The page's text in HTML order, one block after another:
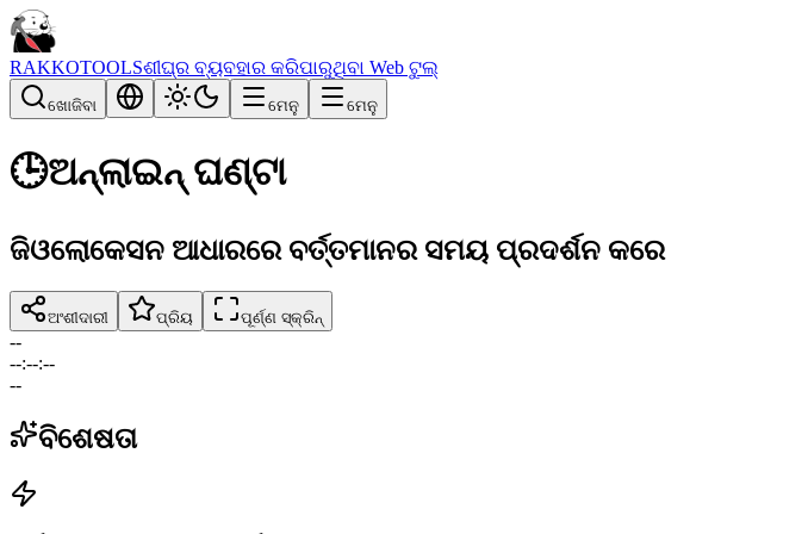
RAKKOTOOLSଶୀଘ୍ର ବ୍ୟବହାର କରିପାରୁଥିବା Web ଟୁଲ୍
ଖୋଜିବା ମେନୁ ମେନୁ
🕒ଅନ୍ଲାଇନ୍ ଘଣ୍ଟା
ଜିଓଲୋକେସନ ଆଧାରରେ ବର୍ତ୍ତମାନର ସମୟ ପ୍ରଦର୍ଶନ କରେ
ଅଂଶୀଦାରୀ ପ୍ରିୟ ପୂର୍ଣ୍ଣ ସ୍କ୍ରିନ୍
--
--:--:--
--
ବିଶେଷତା